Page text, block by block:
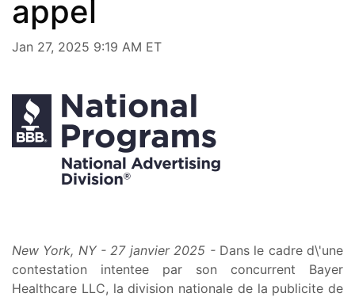
appel
Jan 27, 2025 9:19 AM ET
New York, NY - 27 janvier 2025 -Dans le cadre d\'une
contestation intentee par son concurrent Bayer
Healthcare LLC, la division nationale de la publicite de